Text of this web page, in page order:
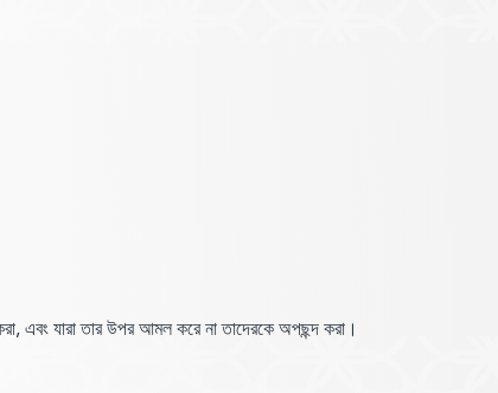
এবং যারা তার উপর আমল করে না তাদেরকে অপছন্দ করা।